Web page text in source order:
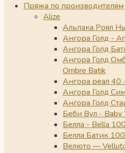
Пряжа по производителям
Alize
Альпака Роял
Ангора Голд -
Ангора Голд
Ангора Голд
Ombre Batik
Ангора реал 40
Ангора Голд
Ангора Голд
Беби Вул - Baby
Белла - Bella
Белла Батик
Велюто —